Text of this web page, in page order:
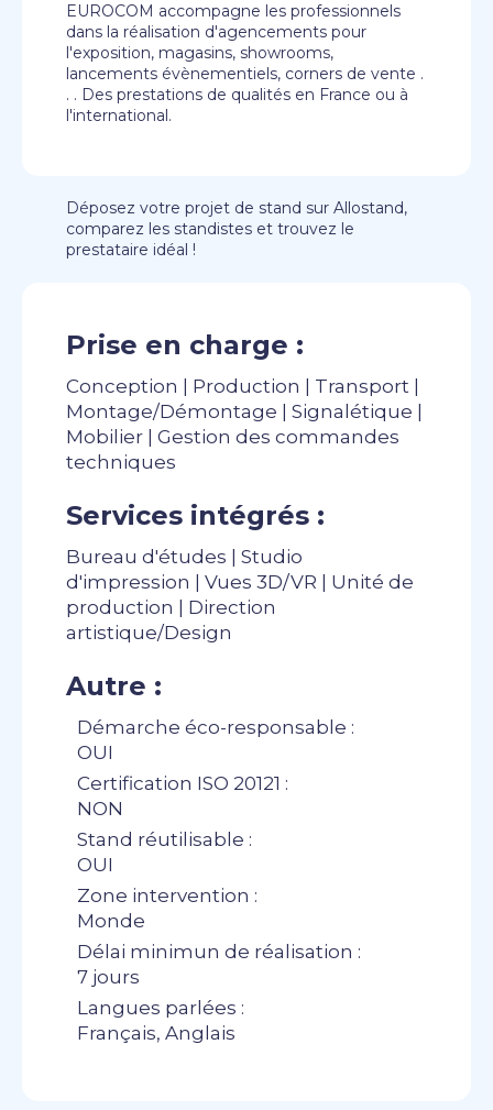
EUROCOM accompagne les professionnels
dans la réalisation d'agencements pour
l'exposition, magasins, showrooms,
lancements évènementiels, corners de vente .
. . Des prestations de qualités en France ou à
l'international.
Déposez votre projet de stand sur Allostand,
comparez les standistes et trouvez le
prestataire idéal !
Prise en charge :
Conception | Production | Transport |
Montage/Démontage | Signalétique |
Mobilier | Gestion des commandes
techniques
Services intégrés :
Bureau d'études | Studio
d'impression | Vues 3D/VR | Unité de
production | Direction
artistique/Design
Autre :
Démarche éco-responsable :
OUI
Certification ISO 20121 :
NON
Stand réutilisable :
OUI
Zone intervention :
Monde
Délai minimun de réalisation :
7 jours
Langues parlées :
Français, Anglais